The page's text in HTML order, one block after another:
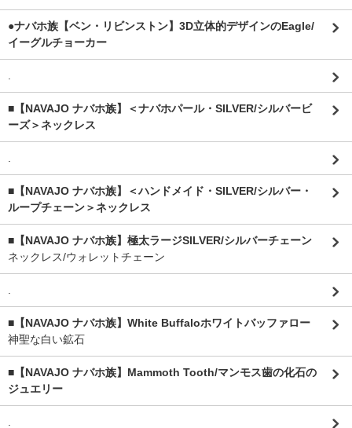
●ナバホ族【ベン・リビンストン】3D立体的デザインのEagle/
イーグルチョーカー
■【NAVAJO ナバホ族】＜ナバホパール・SILVER/シルバービ
ーズ＞ネックレス
■【NAVAJO ナバホ族】＜ハンドメイド・SILVER/シルバー・
ループチェーン＞ネックレス
■【NAVAJO ナバホ族】極太ラージSILVER/シルバーチェーン
ネックレス/ウォレットチェーン
■【NAVAJO ナバホ族】White Buffaloホワイトバッファロー
神聖な白い鉱石
■【NAVAJO ナバホ族】Mammoth Tooth/マンモス歯の化石の
ジュエリー